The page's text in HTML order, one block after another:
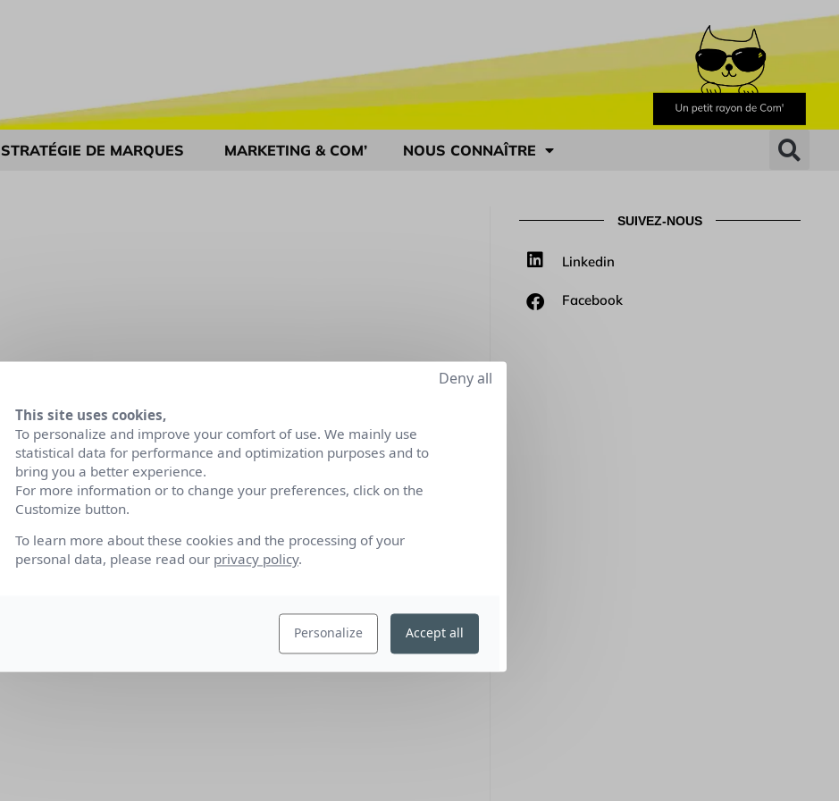
STRATÉGIE DE MARQUES MARKETING & COM’ NOUS CONNAÎTRE
SUIVEZ-NOUS
Linkedin
Facebook
This site uses cookies,
To personalize and improve your comfort of use. We mainly use
statistical data for performance and optimization purposes and to
bring you a better experience.
For more information or to change your preferences, click on the
Customize button.
To learn more about these cookies and the processing of your
personal data, please read our privacy policy.
Personalize
Deny all
Accept all